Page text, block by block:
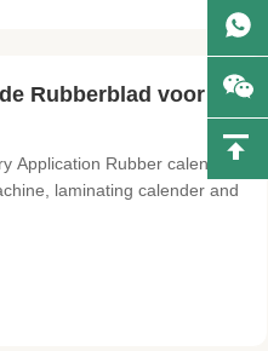
Rubberblad voor
Application Rubber calender
laminating calender and